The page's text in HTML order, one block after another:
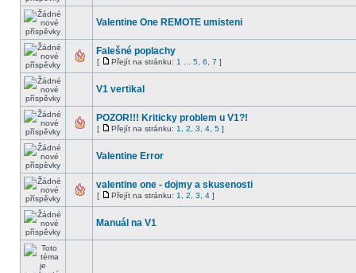
Valentine One REMOTE umisteni
Falešné poplachy
[ Přejít na stránku: 1 5 6 7 ]
V1 vertikal
POZOR!!! Kriticky problem u V1?!
[ Přejít na stránku: 1 2 3 4 5 ]
Valentine Error
valentine one - dojmy a skusenosti
[ Přejít na stránku: 1 2 3 4 ]
Manuál na V1